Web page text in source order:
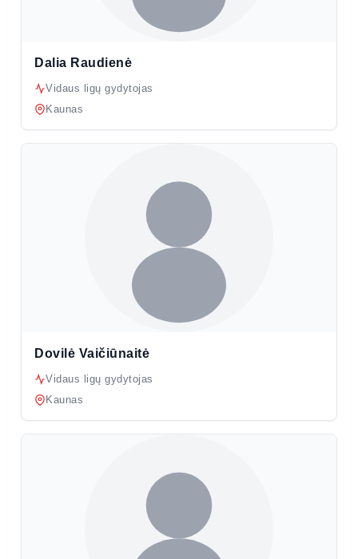
Dalia Raudienė
Vidaus ligų gydytojas
Kaunas
Dovilė Vaičiūnaitė
Vidaus ligų gydytojas
Kaunas